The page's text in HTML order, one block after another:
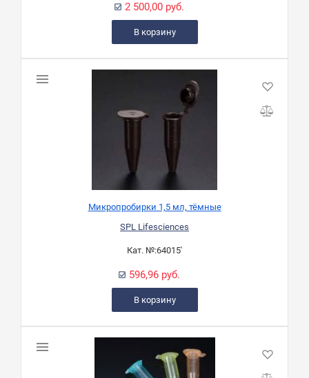
2 500,00 руб.
В корзину
Микропробирки 1,5 мл, тёмные
SPL Lifesciences
Кат. №:64015'
596,96 руб.
В корзину